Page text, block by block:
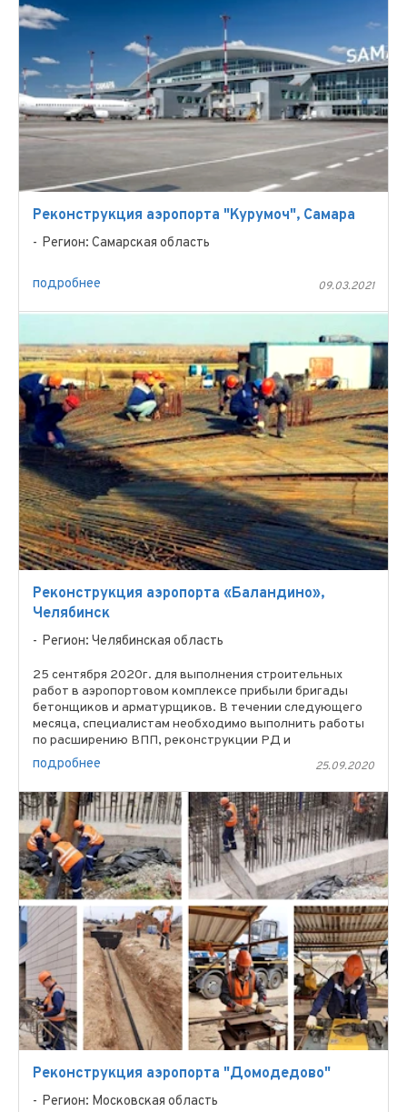
Реконструкция аэропорта "Курумоч", Самара
Регион: Самарская область
подробнее 09.03.2021
Реконструкция аэропорта «Баландино»,
Челябинск
Регион: Челябинская область
25 сентября 2020г. для выполнения строительных
работ в аэропортовом комплексе прибыли бригады
бетонщиков и арматурщиков. В течении следующего
месяца, специалистам необходимо выполнить работы
по расширению ВПП, реконструкции РД и
строительству ...
подробнее 25.09.2020
Реконструкция аэропорта "Домодедово"
Регион: Московская область